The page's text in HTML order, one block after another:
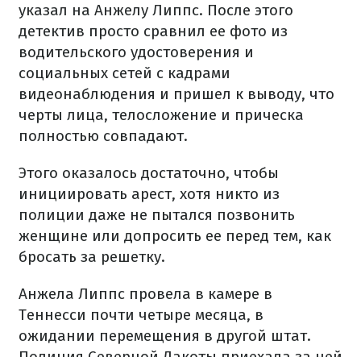
указал на Анжелу Липпс. После этого
детектив просто сравнил ее фото из
водительского удостоверения и
социальных сетей с кадрами
видеонаблюдения и пришел к выводу, что
черты лица, телосложение и прическа
полностью совпадают.
Этого оказалось достаточно, чтобы
инициировать арест, хотя никто из
полиции даже не пытался позвонить
женщине или допросить ее перед тем, как
бросать за решетку.
Анжела Липпс провела в камере в
Теннесси почти четыре месяца, в
ожидании перемещения в другой штат.